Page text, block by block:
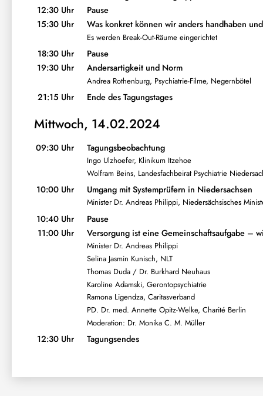
12:30 Uhr
Pause
15:30 Uhr
Was konkret können wir anders handhaben
Es werden Break-Out-Räume eingerichtet
18:30 Uhr
Pause
19:30 Uhr
Andersartigkeit und Norm
Andrea Rothenburg, Psychiatrie-Filme, Negernbötel
21:15 Uhr Ende des Tagungstages
Mittwoch, 14.02.2024
09:30 Uhr Tagungsbeobachtung
Ingo Ulzhoefer, Klinikum Itzehoe
Wolfram Beins, Landesfachbeirat Psychiatrie
10:00 Uhr Umgang mit Systemprüfern in Niedersachsen
Minister Dr. Andreas Philippi, Niedersächsisches
10:40 Uhr
Pause
11:00 Uhr
Versorgung ist eine Gemeinschaftsaufgabe –
Minister Dr. Andreas Philippi
Selina Jasmin Kunisch, NLT
Thomas Duda / Dr. Burkhard Neuhaus
Karoline Adamski, Gerontopsychiatrie
Ramona Ligendza, Caritasverband
PD. Dr. med. Annette Opitz-Welke, Charité Berlin
Moderation: Dr. Monika C. M. Müller
12:30 Uhr Tagungsendes